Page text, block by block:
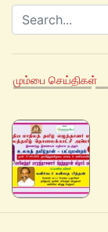
மும்பை செய்திகள்